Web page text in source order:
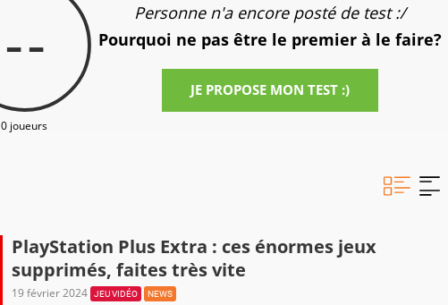
--
0 joueurs
Personne n'a encore posté de test :/
Pourquoi ne pas être le premier à le faire?
JE PROPOSE MON TEST :)
PlayStation Plus Extra : ces énormes jeux
supprimés, faites très vite
19 février 2024 JEU VIDÉO NEWS